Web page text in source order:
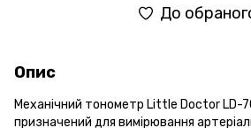
До
Опис
Механічний тонометр Little Doctor LD-
призначений для вимірювання